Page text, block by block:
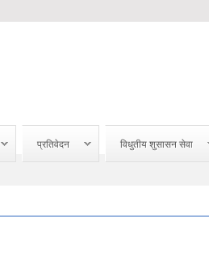
प्रतिवेदन विधुतीय शुसासन सेवा